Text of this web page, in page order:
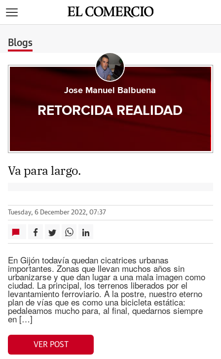
Blogs
Jose Manuel Balbuena
RETORCIDA REALIDAD
Va para largo.
Tuesday, 6 December 2022, 07:37
En Gijón todavía quedan cicatrices urbanas
importantes. Zonas que llevan muchos años sin
urbanizarse y que dan lugar a una mala imagen como
ciudad. La principal, los terrenos liberados por el
levantamiento ferroviario. A la postre, nuestro eterno
plan de vías que es como una bicicleta estática:
pedaleamos mucho para, al final, quedarnos siempre
en […]
VER POST